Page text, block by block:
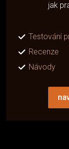
jak
Testování
Recenze
Návody